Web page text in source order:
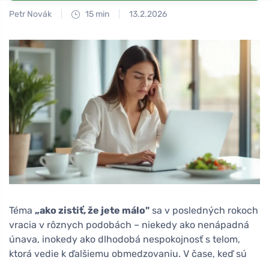
Petr Novák 15 min 13.2.2026
Téma „ako zistiť, že jete málo" sa v posledných rokoch
vracia v rôznych podobách – niekedy ako nenápadná
únava, inokedy ako dlhodobá nespokojnosť s telom,
ktorá vedie k ďalšiemu obmedzovaniu. V čase, keď sú